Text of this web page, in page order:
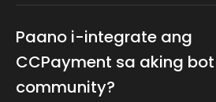
habang nag-aalok ng karagdagang
kita tulad ng subscriptions at entry
ay mas interactive at epektibong
experience.
swap, auto-withdrawal, auto-swap,
Paano i-integrate ang
CCPayment sa aking bot
community?